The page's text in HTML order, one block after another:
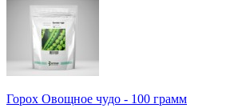
Горох Овощное чудо - 100 грамм